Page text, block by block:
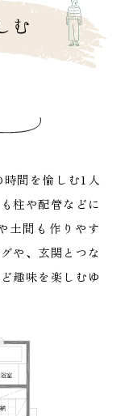
む
間を愉しむ1人
柱や配管などに
土間も作りやす
や、玄関とつな
趣味を楽しむゆ